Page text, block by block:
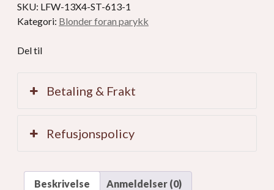
Parykker
Blonde
foran
SKU: LFW-13X4-ST-613-1
Kategori: Blonder foran parykk
Del til
Betaling & Frakt
Refusjonspolicy
Beskrivelse Anmeldelser (0)